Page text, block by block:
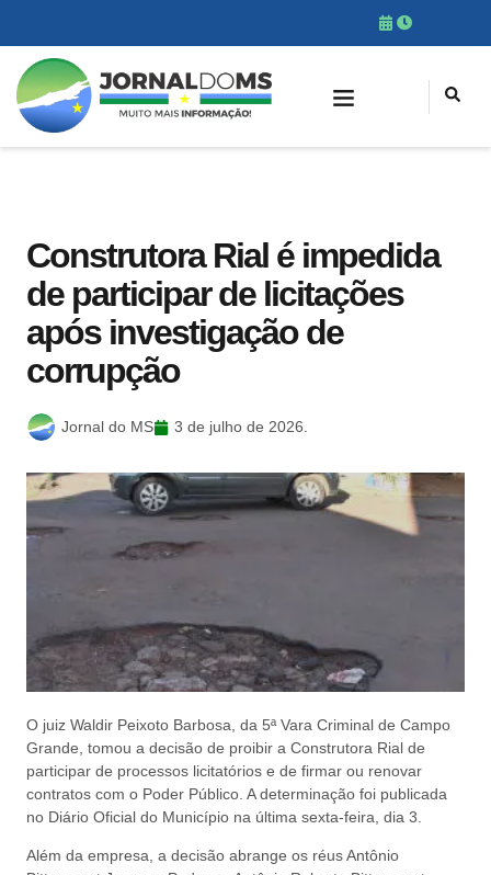
Construtora Rial é impedida
de participar de licitações
após investigação de
corrupção
Jornal do MS 3 de julho de 2026.
O juiz Waldir Peixoto Barbosa, da 5ª Vara Criminal de Campo
Grande, tomou a decisão de proibir a Construtora Rial de
participar de processos licitatórios e de firmar ou renovar
contratos com o Poder Público. A determinação foi publicada
no Diário Oficial do Município na última sexta-feira, dia 3.
Além da empresa, a decisão abrange os réus Antônio